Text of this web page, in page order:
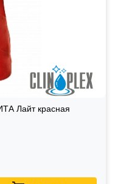
Лайт красная